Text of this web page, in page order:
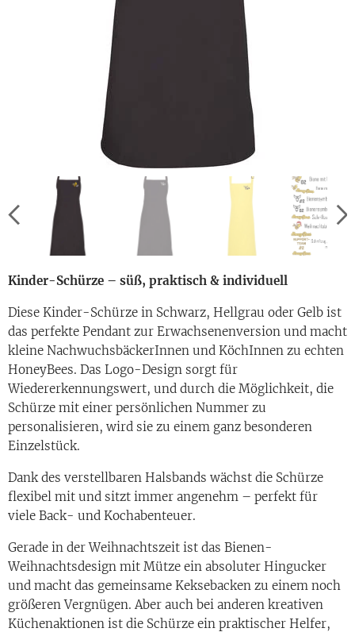
Kinder-Schürze – süß, praktisch & individuell
Diese Kinder-Schürze in Schwarz, Hellgrau oder Gelb ist
das perfekte Pendant zur Erwachsenenversion und macht
kleine NachwuchsbäckerInnen und KöchInnen zu echten
HoneyBees. Das Logo-Design sorgt für
Wiedererkennungswert, und durch die Möglichkeit, die
Schürze mit einer persönlichen Nummer zu
personalisieren, wird sie zu einem ganz besonderen
Einzelstück.
Dank des verstellbaren Halsbands wächst die Schürze
flexibel mit und sitzt immer angenehm – perfekt für
viele Back- und Kochabenteuer.
Gerade in der Weihnachtszeit ist das Bienen-
Weihnachtsdesign mit Mütze ein absoluter Hingucker
und macht das gemeinsame Keksebacken zu einem noch
größeren Vergnügen. Aber auch bei anderen kreativen
Küchenaktionen ist die Schürze ein praktischer Helfer,